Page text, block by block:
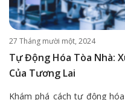
27 Tháng mười một, 2024
Tự Động Hóa Tòa Nhà:
Của Tương Lai
Khám phá cách tự động